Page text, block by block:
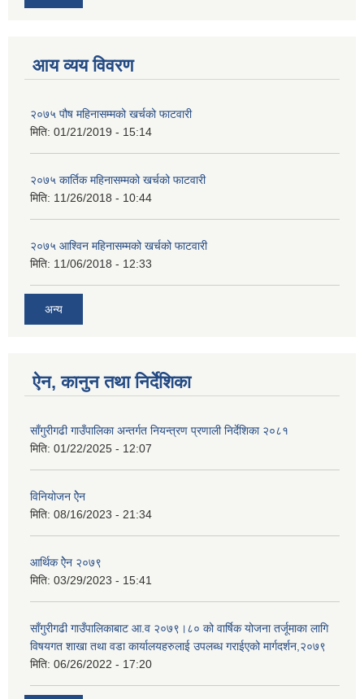
आय व्यय विवरण
२०७५ पौष महिनासम्मको खर्चको फाटवारी
मिति: 01/21/2019 - 15:14
२०७५ कार्तिक महिनासम्मको खर्चको फाटवारी
मिति: 11/26/2018 - 10:44
२०७५ आश्विन महिनासम्मको खर्चको फाटवारी
मिति: 11/06/2018 - 12:33
अन्य
ऐन, कानुन तथा निर्देशिका
साँगुरीगढी गाउँपालिका अन्तर्गत नियन्त्रण प्रणाली निर्देशिका २०८१
मिति: 01/22/2025 - 12:07
विनियोजन ऐेन
मिति: 08/16/2023 - 21:34
आर्थिक ऐेन २०७९
मिति: 03/29/2023 - 15:41
साँगुरीगढी गाउँपालिकाबाट आ.व २०७९।८० को वार्षिक योजना तर्जूमाका लागि
विषयगत शाखा तथा वडा कार्यालयहरुलाई उपलब्ध गराईएको मार्गदर्शन,२०७९
मिति: 06/26/2022 - 17:20